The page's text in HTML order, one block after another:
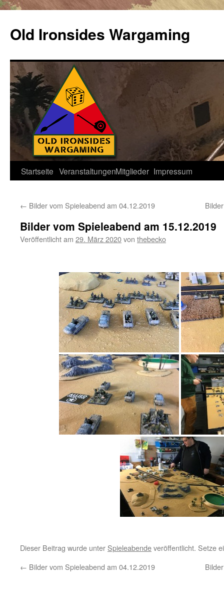
springen
Old Ironsides Wargaming
Startseite VeranstaltungenMitglieder Impressum
← Bilder vom Spieleabend am 04.12.2019
Bilder vom Spieleabend am 15.12.2019
Veröffentlicht am 29. März 2020von thebecko
Dieser Beitrag wurde unter Spieleabendeveröffentlicht. Setze
← Bilder vom Spieleabend am 04.12.2019